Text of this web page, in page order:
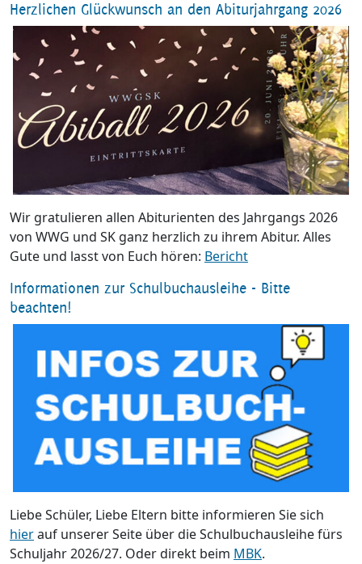
Herzlichen Glückwunsch an den Abiturjahrgang 2026
Wir gratulieren allen Abiturienten des Jahrgangs 2026
von WWG und SK ganz herzlich zu ihrem Abitur. Alles
Gute und lasst von Euch hören: Bericht
Informationen zur Schulbuchausleihe - Bitte
beachten!
Liebe Schüler, Liebe Eltern bitte informieren Sie sich
hierauf unserer Seite über die Schulbuchausleihe fürs
Schuljahr 2026/27. Oder direkt beim MBK.